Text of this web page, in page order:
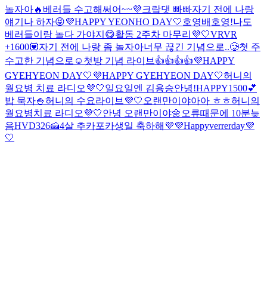
놀자아🔥 베러들 수고해써어~~💜크랔댓 빠빠자기 전에 나랑
얘기나 하자😝💜HAPPY YEONHO DAY🤍호영배 호영!나도
베러들이랑 놀다 가야지😋활동 2주차 마무리💜🤍VRVR
+1600💟자기 전에 나랑 좀 놀자아너무 끊긴 기념으로..🥲첫 주
수고한 기념으로☺️ 첫방 기념 라이브👍👍👍👍💜HAPPY
GYEHYEON DAY🤍 💜HAPPY GYEHYEON DAY🤍허니의
월요병 치료 라디오💜🤍일요일엔 김용승안녕!HAPPY1500💕
밥 묵자🍚허니의 수요라이브💜🤍 오랜만이야아아 ㅎㅎ허니의
월요병치료 라디오💜🤍안녕 오랜만이야🌼 오류때문에 10분늦
음HVD326🍰4살 추카포카생일 축하해💜💜Happyverrerday💜
🤍